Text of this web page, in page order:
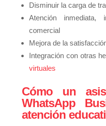
Disminuir la carga de
Atención inmediata,
comercial
Mejora de la
Integración con otras
virtuales
Cómo un
WhatsApp
atención